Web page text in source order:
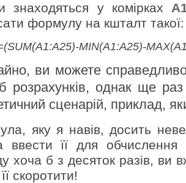
знаходяться у комірках
формулу на кшталт такої:
MIN(A1:A25)-
ви можете
розрахунків, однак ще
сценарій, приклад,
яку я навів, досить
ввести її для обчислення
хоча б з десяток разів, ви
скоротити!